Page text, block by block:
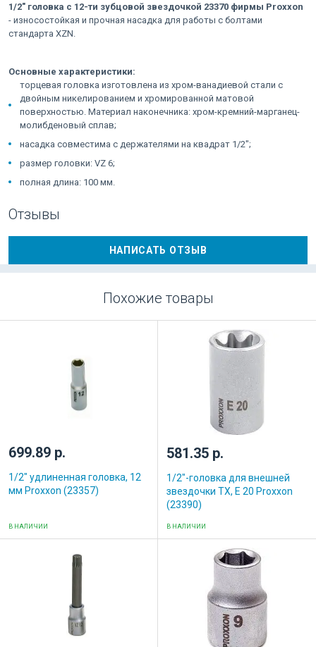
1/2" головка с 12-ти зубцовой звездочкой 23370 фирмы Proxxon
- износостойкая и прочная насадка для работы с болтами
стандарта XZN.
Основные характеристики:
торцевая головка изготовлена из хром-ванадиевой стали с
двойным никелированием и хромированной матовой
поверхностью. Материал наконечника: хром-кремний-марганец-
молибденовый сплав;
насадка совместима с держателями на квадрат 1/2";
размер головки: VZ 6;
полная длина: 100 мм.
Отзывы
НАПИСАТЬ ОТЗЫВ
Похожие товары
699.89 р.
1/2" удлиненная головка, 12
мм Proxxon (23357)
В НАЛИЧИИ
581.35 р.
1/2"-головка для внешней
звездочки ТХ, E 20 Proxxon
(23390)
В НАЛИЧИИ